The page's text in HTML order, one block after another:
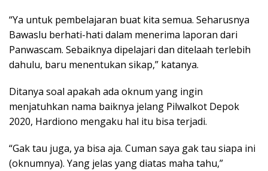
“Ya untuk pembelajaran buat kita semua. Seharusnya
Bawaslu berhati-hati dalam menerima laporan dari
Panwascam. Sebaiknya dipelajari dan ditelaah terlebih
dahulu, baru menentukan sikap,” katanya.
Ditanya soal apakah ada oknum yang ingin
menjatuhkan nama baiknya jelang Pilwalkot Depok
2020, Hardiono mengaku hal itu bisa terjadi.
“Gak tau juga, ya bisa aja. Cuman saya gak tau siapa ini
(oknumnya). Yang jelas yang diatas maha tahu,”